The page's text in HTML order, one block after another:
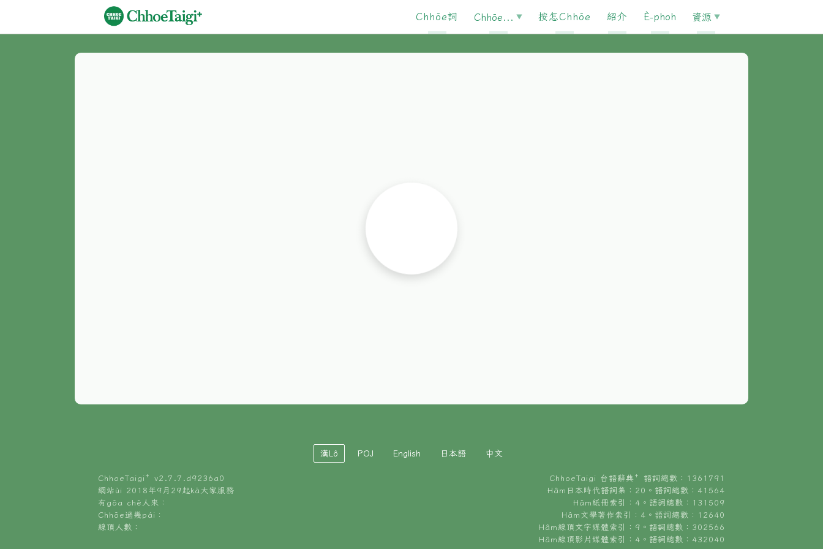
Chhōe詞 Chhōe... 按怎Chhōe 紹介 È-phoh 資源
漢Lô POJ English 日本語 中文
ChhoeTaigi⁺ v2.7.7.d9236a0
網站ùi 2018年9月29起kā大家服務
有gōa chē人來：
Chhōe過幾pái：
線頂人數：
ChhoeTaigi 台語辭典⁺ 語詞總數：1361791
Hâm日本時代語詞集：20。語詞總數：41564
Hâm紙冊索引：4。語詞總數：131509
Hâm文學著作索引：4。語詞總數：12640
Hâm線頂文字媒體索引：9。語詞總數：302566
Hâm線頂影片媒體索引：4。語詞總數：432040